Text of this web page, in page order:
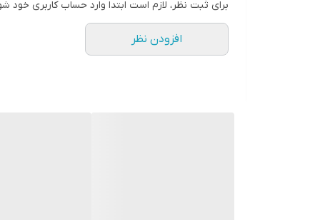
قطر صفحه ساعت
برای ثبت نظر، لازم است ابتدا وارد حساب کاربری خود
افزودن نظر